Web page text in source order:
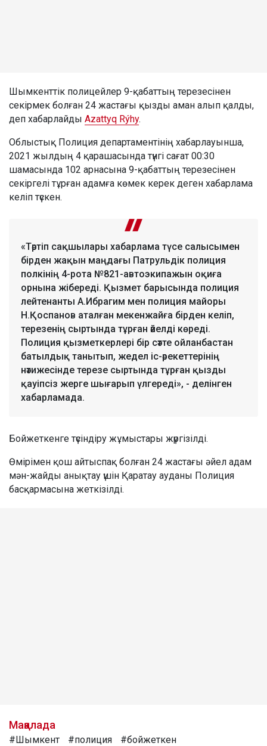
Шымкенттік полицейлер 9-қабаттың терезесінен
секірмек болған 24 жастағы қызды аман алып қалды,
деп хабарлайды Azattyq Rýhy.
Облыстық Полиция департаментінің хабарлауынша,
2021 жылдың 4 қарашасында түнгі сағат 00:30
шамасында 102 арнасына 9-қабаттың терезесінен
секіргелі тұрған адамға көмек керек деген хабарлама
келіп түскен.
«Тәртіп сақшылары хабарлама түсе салысымен
бірден жақын маңдағы Патрульдік полиция
полкінің 4-рота №821-автоэкипажын оқиға
орнына жібереді. Қызмет барысында полиция
лейтенанты А.Ибрагим мен полиция майоры
Н.Қоспанов аталған мекенжайға бірден келіп,
терезенің сыртында тұрған әйелді көреді.
Полиция қызметкерлері бір сәтте ойланбастан
батылдық танытып, жедел іс-әрекеттерінің
нәтижесінде терезе сыртында тұрған қызды
қауіпсіз жерге шығарып үлгереді», - делінген
хабарламада.
Бойжеткенге түсіндіру жұмыстары жүргізілді.
Өмірімен қош айтыспақ болған 24 жастағы әйел адам
мән-жайды анықтау үшін Қаратау ауданы Полиция
басқармасына жеткізілді.
Мақалада
#Шымкент #полиция
#бойжеткен